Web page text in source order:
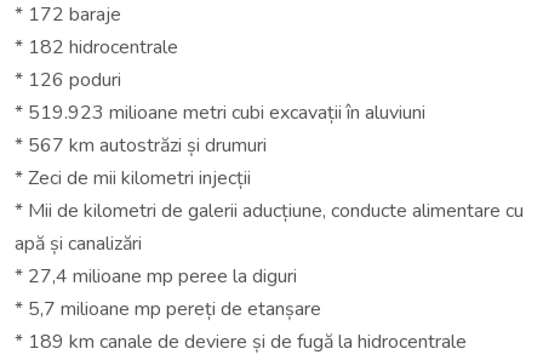
* 172 baraje
* 182 hidrocentrale
* 126 poduri
* 519.923 milioane metri cubi excavații în aluviuni
* 567 km autostrăzi și drumuri
* Zeci de mii kilometri injecții
* Mii de kilometri de galerii aducțiune, conducte alimentare cu
apă și canalizări
* 27,4 milioane mp peree la diguri
* 5,7 milioane mp pereți de etanșare
* 189 km canale de deviere și de fugă la hidrocentrale